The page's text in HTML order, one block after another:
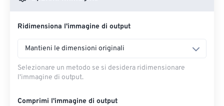
Ridimensiona l'immagine di output
Mantieni le dimensioni originali
Selezionare un metodo se si desidera ridimensionare
l'immagine di output.
Comprimi l'immagine di output